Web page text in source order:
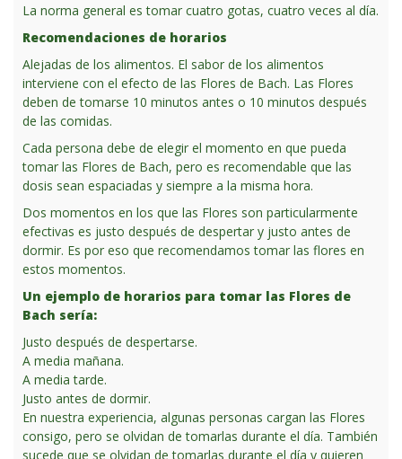
La norma general es tomar cuatro gotas, cuatro veces al día.
Recomendaciones de horarios
Alejadas de los alimentos. El sabor de los alimentos
interviene con el efecto de las Flores de Bach. Las Flores
deben de tomarse 10 minutos antes o 10 minutos después
de las comidas.
Cada persona debe de elegir el momento en que pueda
tomar las Flores de Bach, pero es recomendable que las
dosis sean espaciadas y siempre a la misma hora.
Dos momentos en los que las Flores son particularmente
efectivas es justo después de despertar y justo antes de
dormir. Es por eso que recomendamos tomar las flores en
estos momentos.
Un ejemplo de horarios para tomar las Flores de
Bach sería:
Justo después de despertarse.
A media mañana.
A media tarde.
Justo antes de dormir.
En nuestra experiencia, algunas personas cargan las Flores
consigo, pero se olvidan de tomarlas durante el día. También
sucede que se olvidan de tomarlas durante el día y quieren